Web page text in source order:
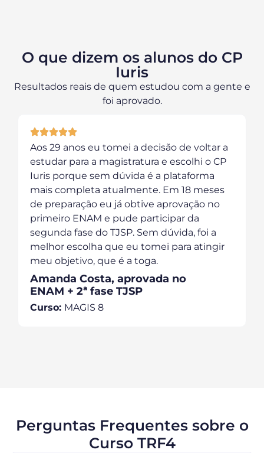
O que dizem os alunos do CP
Iuris
Resultados reais de quem estudou com a gente e
foi aprovado.
Aos 29 anos eu tomei a decisão de voltar a
estudar para a magistratura e escolhi o CP
Iuris porque sem dúvida é a plataforma
mais completa atualmente. Em 18 meses
de preparação eu já obtive aprovação no
primeiro ENAM e pude participar da
segunda fase do TJSP. Sem dúvida, foi a
melhor escolha que eu tomei para atingir
meu objetivo, que é a toga.
Amanda Costa, aprovada no
ENAM + 2ª fase TJSP
Curso: MAGIS 8
Perguntas Frequentes sobre o
Curso TRF4